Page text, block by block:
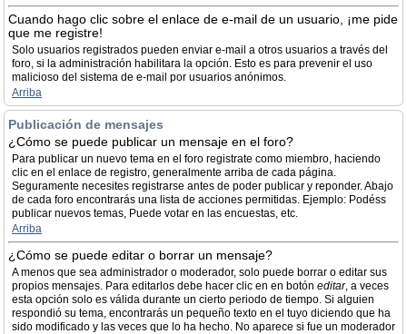
Cuando hago clic sobre el enlace de e-mail de un usuario, ¡me pide
que me registre!
Solo usuarios registrados pueden enviar e-mail a otros usuarios a través del
foro, si la administración habilitara la opción. Esto es para prevenir el uso
malicioso del sistema de e-mail por usuarios anónimos.
Arriba
Publicación de mensajes
¿Cómo se puede publicar un mensaje en el foro?
Para publicar un nuevo tema en el foro registrate como miembro, haciendo
clic en el enlace de registro, generalmente arriba de cada página.
Seguramente necesites registrarse antes de poder publicar y reponder. Abajo
de cada foro encontrarás una lista de acciones permitidas. Ejemplo: Podéss
publicar nuevos temas, Puede votar en las encuestas, etc.
Arriba
¿Cómo se puede editar o borrar un mensaje?
A menos que sea administrador o moderador, solo puede borrar o editar sus
propios mensajes. Para editarlos debe hacer clic en en botón editar, a veces
esta opción solo es válida durante un cierto periodo de tiempo. Si alguien
respondió su tema, encontrarás un pequeño texto en el tuyo diciendo que ha
sido modificado y las veces que lo ha hecho. No aparece si fue un moderador